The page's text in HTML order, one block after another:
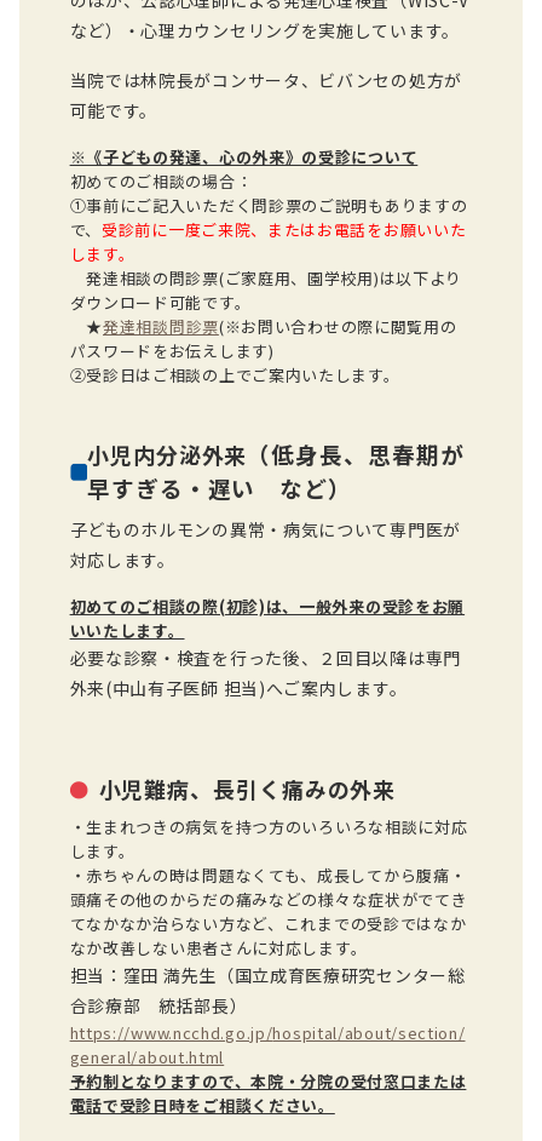
など）・心理カウンセリングを実施しています。
当院では林院長がコンサータ、ビバンセの処方が
可能です。
※《子どもの発達、心の外来》の受診について
初めてのご相談の場合：
①事前にご記入いただく問診票のご説明もありますの
で、 受診前に一度ご来院、またはお電話をお願いいた
します。
発達相談の問診票(ご家庭用、園学校用)は以下より
ダウンロード可能です。
★発達相談問診票(※お問い合わせの際に閲覧用の
パスワードをお伝えします)
②受診日はご相談の上でご案内いたします。
小児内分泌外来 （低身長、思春期が
早すぎる・遅い など）
子どものホルモンの異常・病気について専門医が
対応します。
初めてのご相談の際(初診)は、一般外来の受診をお願
いいたします。
必要な診察・検査を行った後、２回目以降は専門
外来(中山有子医師 担当)へご案内します。
小児難病、長引く痛みの外来
・生まれつきの病気を持つ方のいろいろな相談に対応
します。
・ 赤ちゃんの時は問題なくても、成長してから腹痛・
頭痛その他のからだの痛みなどの様々な症状がでてき
てなかなか治らない方など、
これまでの受診ではなか
なか改善しない患者さんに対応しま す。
担当：窪田 満先生（国立成育医療研究センター総
合診療部 統括部長）
https://www.ncchd.go.jp/hospital/about/section/
general/about.html
予約制となりますので、本院・分院の受付窓口または
電話で受診日時をご相談ください。